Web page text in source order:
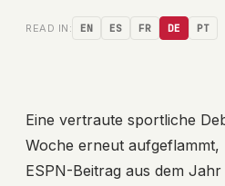
READ IN: EN ES FR DE PT
Eine vertraute sportliche
Woche erneut
ESPN-Beitrag aus dem